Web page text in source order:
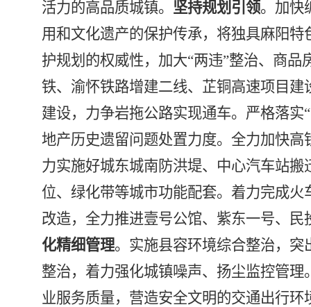
活力的高品质城镇。 坚持规划引领。 加快
用和文化遗产的保护传承，将独具麻阳
护规划的权威性，加大“两违”整治、商品
铁、渝怀铁路增建二线、芷铜高速项目
建设，力争岩拖公路实现通车。严格落实“
地产历史遗留问题处置力度。全力加快
力实施好城东城南防洪堤、中心汽车站
位、绿化带等城市功能配套。着力完成
改造，全力推进壹号公馆、紫东一号、民
化精细管理。 实施县容环境综合整治，突
整治，着力强化城镇噪声、扬尘监控管
业服务质量，营造安全文明的交通出行